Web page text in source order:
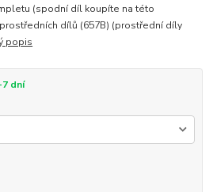
(spodní díl koupíte na této
dílů (657B) (prostřední díly
popis
dní